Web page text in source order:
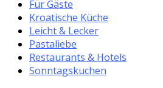
Für Gäste
Kroatische Küche
Leicht & Lecker
Pastaliebe
Restaurants & Hotels
Sonntagskuchen